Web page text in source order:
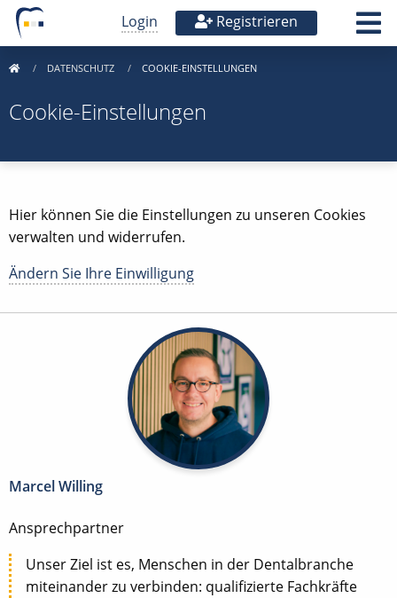
Login Registrieren
DATENSCHUTZ COOKIE-EINSTELLUNGEN
Cookie-Einstellungen
Hier können Sie die Einstellungen zu unseren Cookies
verwalten und widerrufen.
Ändern Sie Ihre Einwilligung
Marcel Willing
Ansprechpartner
Unser Ziel ist es, Menschen in der Dentalbranche
miteinander zu verbinden: qualifizierte Fachkräfte